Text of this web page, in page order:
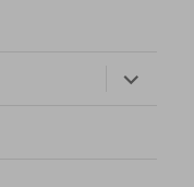
anzeigen